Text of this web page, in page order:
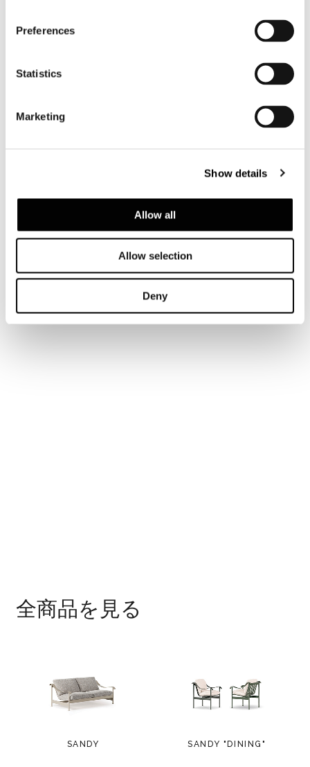
Preferences
Statistics
Marketing
Show details
Allow all
Allow selection
Deny
全商品を見る
SANDY SANDY "DINING"